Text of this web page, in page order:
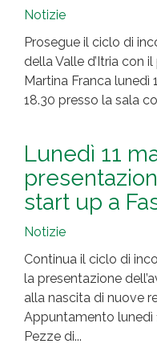
Notizie
Prosegue il ciclo di
della Valle d’Itria con
Martina Franca
18.30 presso la sala
Lunedì 11
start up a
Notizie
Continua il ciclo di
la presentazione
alla nascita di nuove
Appuntamento lunedì
Pezze di...